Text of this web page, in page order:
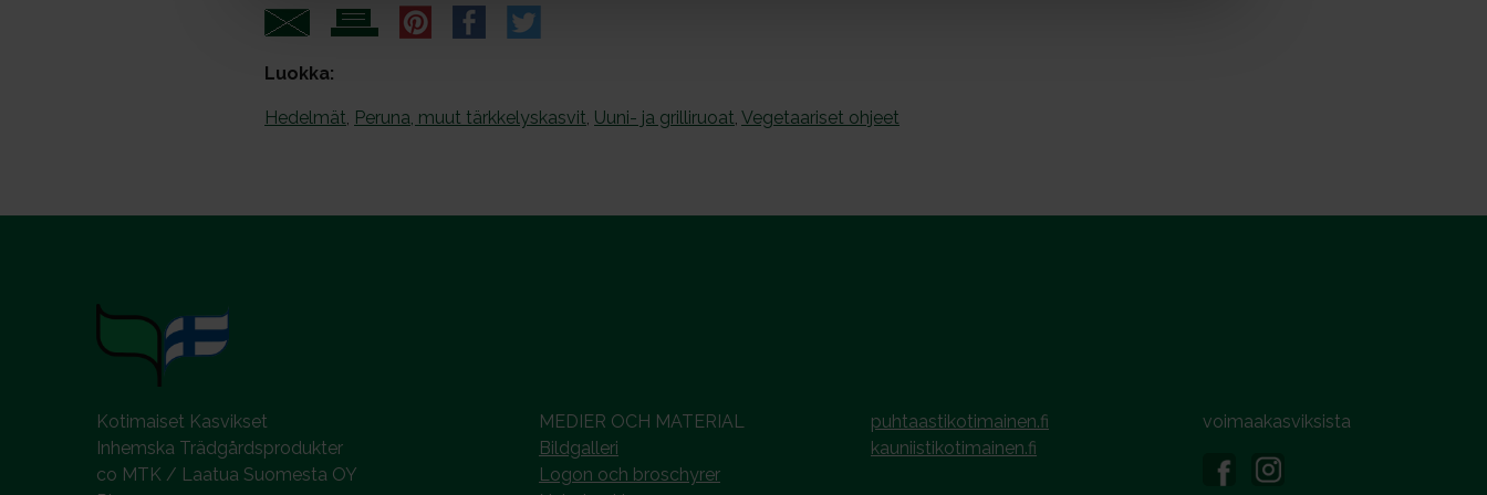
Luokka:
Hedelmät, Peruna, muut tärkkelyskasvit, Uuni- ja grilliruoat, Vegetaariset ohjeet
Kotimaiset Kasvikset
Inhemska Trädgårdsprodukter
co MTK / Laatua Suomesta OY
MEDIER OCH MATERIAL
Bildgalleri
Logon och broschyrer
puhtaastikotimainen.fi
kauniistikotimainen.fi
voimaakasviksista